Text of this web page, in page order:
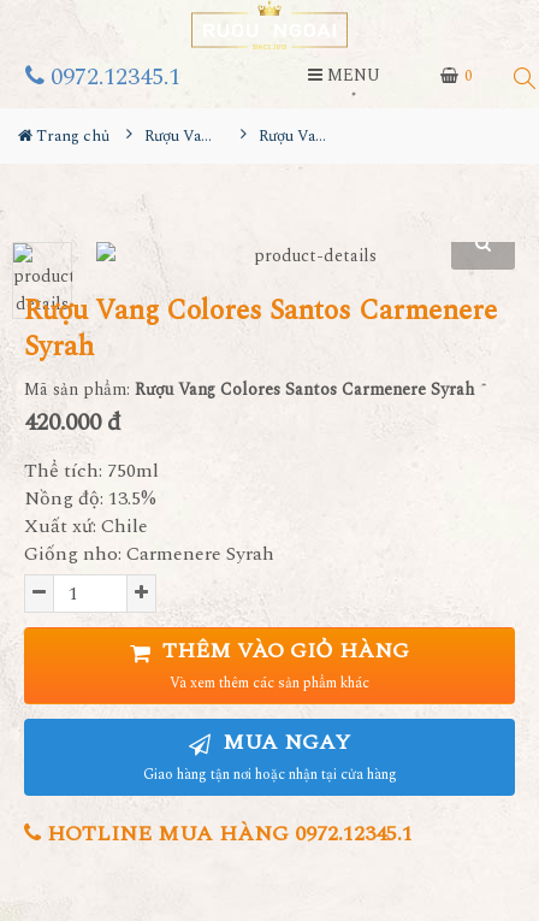
0
0972.12345.1 MENU
Trang chủ Rượu Vang Rượu Vang Colores Santos Carmenere Syrah
Rượu Vang Colores Santos Carmenere
Syrah
Mã sản phẩm: Rượu Vang Colores Santos Carmenere Syrah
420.000 đ
Thể tích: 750ml
Nồng độ: 13.5%
Xuất xứ: Chile
Giống nho: Carmenere Syrah
THÊM VÀO GIỎ HÀNG
Và xem thêm các sản phẩm khác
MUA NGAY
Giao hàng tận nơi hoặc nhận tại cửa hàng
HOTLINE MUA HÀNG 0972.12345.1